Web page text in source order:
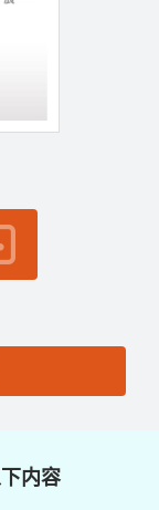
内容